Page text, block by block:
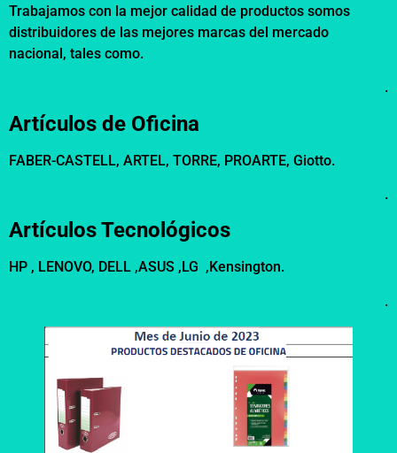
Trabajamos con la mejor calidad de productos somos
distribuidores de las mejores marcas del mercado
nacional, tales como.
.
Artículos de Oficina
FABER-CASTELL, ARTEL, TORRE, PROARTE, Giotto.
.
Artículos Tecnológicos
HP , LENOVO, DELL ,ASUS ,LG ,Kensington.
.